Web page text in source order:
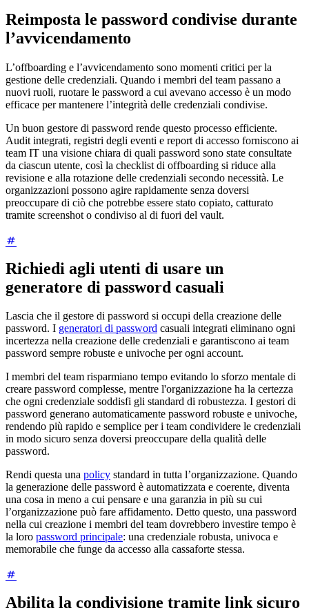
Reimposta le password condivise durante
l’avvicendamento
L’offboarding e l’avvicendamento sono momenti critici per la
gestione delle credenziali. Quando i membri del team passano a
nuovi ruoli, ruotare le password a cui avevano accesso è un modo
efficace per mantenere l’integrità delle credenziali condivise.
Un buon gestore di password rende questo processo efficiente.
Audit integrati, registri degli eventi e report di accesso forniscono ai
team IT una visione chiara di quali password sono state consultate
da ciascun utente, così la checklist di offboarding si riduce alla
revisione e alla rotazione delle credenziali secondo necessità. Le
organizzazioni possono agire rapidamente senza doversi
preoccupare di ciò che potrebbe essere stato copiato, catturato
tramite screenshot o condiviso al di fuori del vault.
Richiedi agli utenti di usare un
generatore di password casuali
Lascia che il gestore di password si occupi della creazione delle
password. I generatori di password casuali integrati eliminano ogni
incertezza nella creazione delle credenziali e garantiscono ai team
password sempre robuste e univoche per ogni account.
I membri del team risparmiano tempo evitando lo sforzo mentale di
creare password complesse, mentre l'organizzazione ha la certezza
che ogni credenziale soddisfi gli standard di robustezza. I gestori di
password generano automaticamente password robuste e univoche,
rendendo più rapido e semplice per i team condividere le credenziali
in modo sicuro senza doversi preoccupare della qualità delle
password.
Rendi questa una policy standard in tutta l’organizzazione. Quando
la generazione delle password è automatizzata e coerente, diventa
una cosa in meno a cui pensare e una garanzia in più su cui
l’organizzazione può fare affidamento. Detto questo, una password
nella cui creazione i membri del team dovrebbero investire tempo è
la loro password principale: una credenziale robusta, univoca e
memorabile che funge da accesso alla cassaforte stessa.
Abilita la condivisione tramite link sicuro